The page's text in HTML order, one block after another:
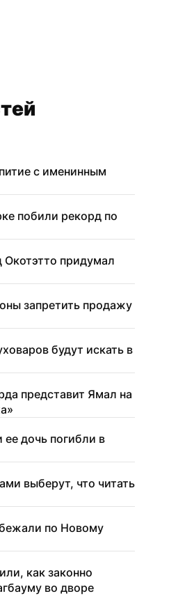
с именинным
побили рекорд по
придумал
запретить продажу
будут искать в
представит Ямал на
дочь погибли в
выберут, что читать
по Новому
как законно
во дворе